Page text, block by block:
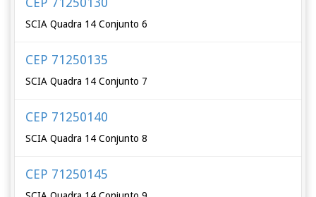
SCIA Quadra 14 Conjunto 6
CEP 71250135
SCIA Quadra 14 Conjunto 7
CEP 71250140
SCIA Quadra 14 Conjunto 8
CEP 71250145